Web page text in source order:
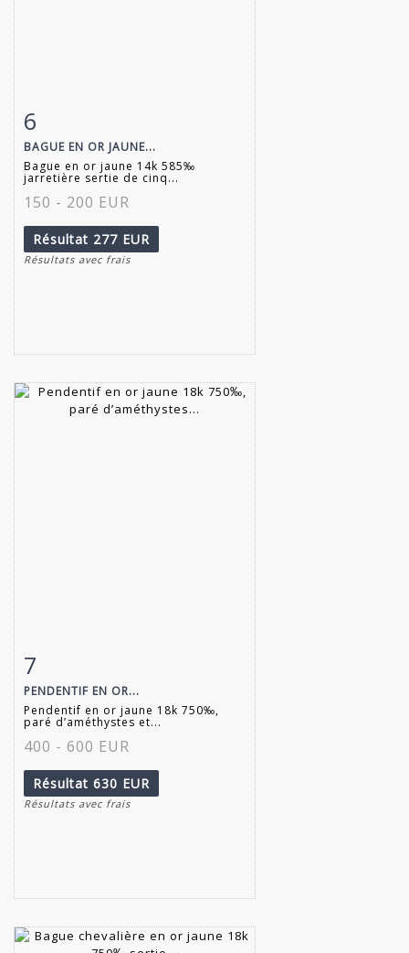
Fiche détaillée
6
BAGUE EN OR JAUNE...
Bague en or jaune 14k 585‰
jarretière sertie de cinq...
150 - 200 EUR
Résultat 277 EUR
Résultats avec frais
Fiche détaillée
7
PENDENTIF EN OR...
Pendentif en or jaune 18k 750‰,
paré d’améthystes et...
400 - 600 EUR
Résultat 630 EUR
Résultats avec frais